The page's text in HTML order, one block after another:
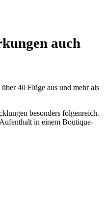
auch
40 Flüge aus und mehr als
besonders folgenreich.
in einem Boutique-